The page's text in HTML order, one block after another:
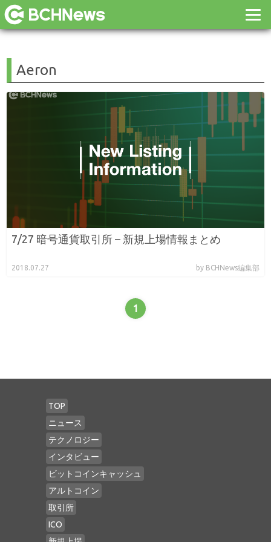
Aeron
7/27 暗号通貨取引所 – 新規上場情報まとめ
2018.07.27 by BCHNews編集部
1
TOP
ニュース
テクノロジー
インタビュー
ビットコインキャッシュ
アルトコイン
取引所
ICO